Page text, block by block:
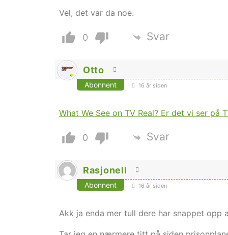
Vel, det var da noe.
0 Svar
Otto
Abonnent 16 år siden
What We See on TV Real? Er det vi ser på
0 Svar
Rasjonell
Abonnent 16 år siden
Akk ja enda mer tull dere har snappet opp